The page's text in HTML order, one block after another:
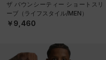
ザ バウンシーティー ショートスリ
ーブ（ライフスタイル/MEN）
￥9,460